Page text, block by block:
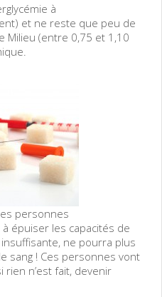
à
et ne reste que peu de
Milieu (entre 0,75 et 1,10
personnes
épuiser les capacités de
ne pourra plus
sang ! Ces personnes vont
n’est fait, devenir